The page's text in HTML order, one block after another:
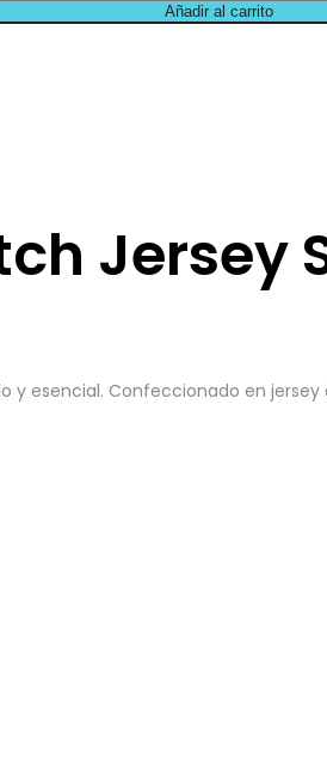
Añadir al carrito
Jersey
esencial. Confeccionado en